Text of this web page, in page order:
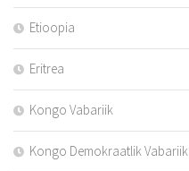
Etioopia
Eritrea
Kongo Vabariik
Kongo Demokraatlik Vabariik